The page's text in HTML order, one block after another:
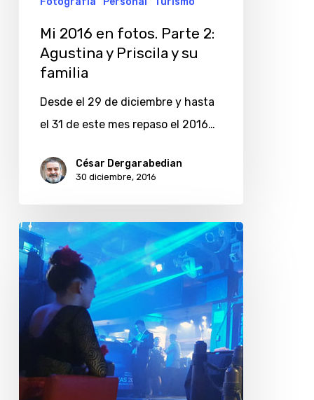
Mi 2016 en fotos. Parte 2:
Agustina y Priscila y su
familia
Desde el 29 de diciembre y hasta
el 31 de este mes repaso el 2016…
César Dergarabedian
30 diciembre, 2016
Una
noche
con
bailarinas
rusas
flamenco